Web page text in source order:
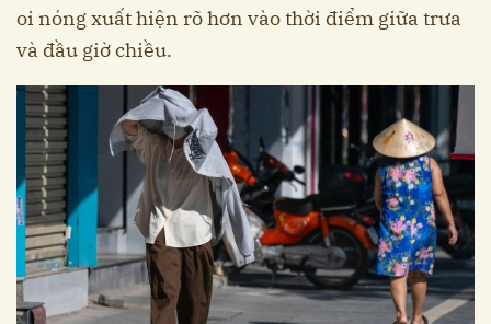
oi nóng xuất hiện rõ hơn vào thời điểm giữa trưa
và đầu giờ chiều.